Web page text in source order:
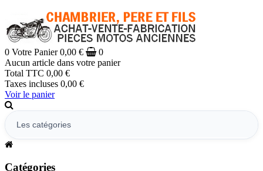
0 Votre Panier 0,00 €
0
Aucun article dans votre panier
Total TTC 0,00 €
Taxes incluses 0,00 €
Voir le panier
Catégories